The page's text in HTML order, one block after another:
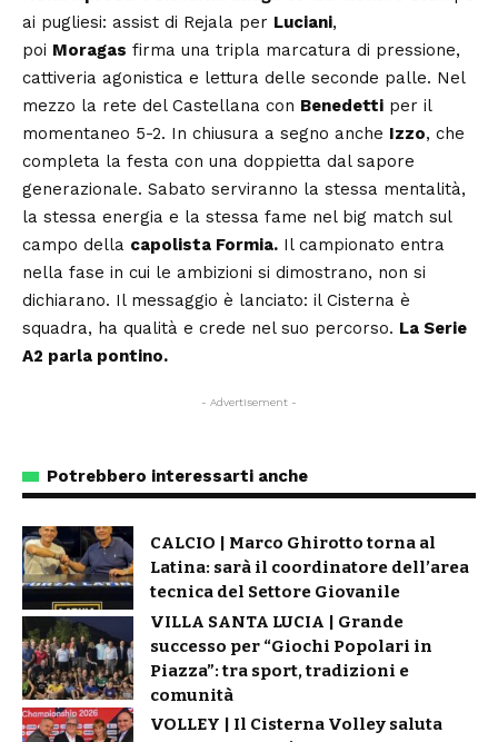
ai pugliesi: assist di Rejala per Luciani,
poi Moragas firma una tripla marcatura di pressione,
cattiveria agonistica e lettura delle seconde palle. Nel
mezzo la rete del Castellana con Benedetti per il
momentaneo 5-2. In chiusura a segno anche Izzo, che
completa la festa con una doppietta dal sapore
generazionale. Sabato serviranno la stessa mentalità,
la stessa energia e la stessa fame nel big match sul
campo della capolista Formia. Il campionato entra
nella fase in cui le ambizioni si dimostrano, non si
dichiarano. Il messaggio è lanciato: il Cisterna è
squadra, ha qualità e crede nel suo percorso. La Serie
A2 parla pontino.
- Advertisement -
Potrebbero interessarti anche
CALCIO | Marco Ghirotto torna al
Latina: sarà il coordinatore dell’area
tecnica del Settore Giovanile
VILLA SANTA LUCIA | Grande
successo per “Giochi Popolari in
Piazza”: tra sport, tradizioni e
comunità
VOLLEY | Il Cisterna Volley saluta